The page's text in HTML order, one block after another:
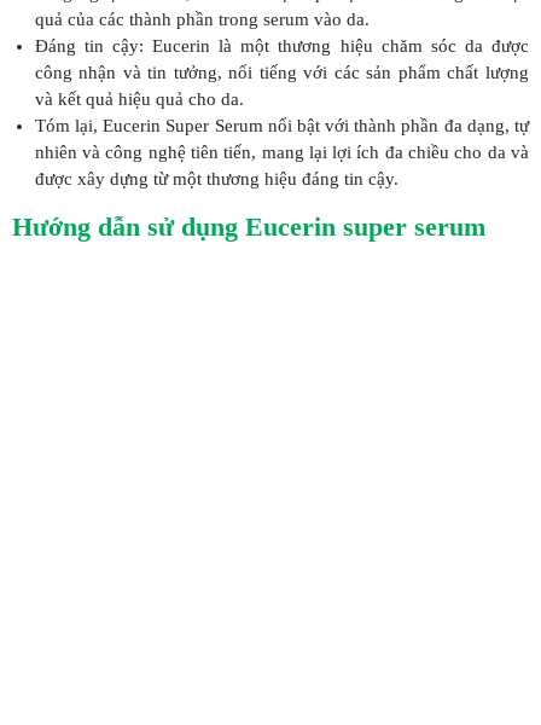
quả của các thành phần trong serum vào da.
Đáng tin cậy: Eucerin là một thương hiệu chăm sóc da được
công nhận và tin tưởng, nổi tiếng với các sản phẩm chất lượng
và kết quả hiệu quả cho da.
Tóm lại, Eucerin Super Serum nổi bật với thành phần đa dạng, tự
nhiên và công nghệ tiên tiến, mang lại lợi ích đa chiều cho da và
được xây dựng từ một thương hiệu đáng tin cậy.
Hướng dẫn sử dụng Eucerin super serum